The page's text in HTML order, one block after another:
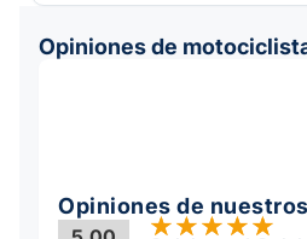
Opiniones de
Opiniones de